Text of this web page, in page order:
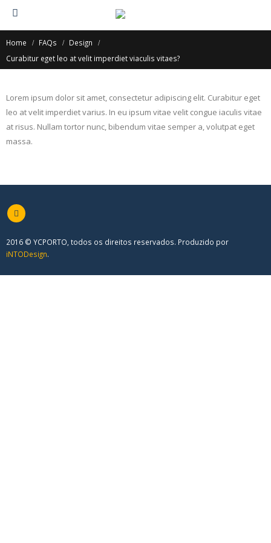
Home FAQs
Design
Curabitur eget leo at velit imperdiet viaculis vitaes?
Lorem ipsum dolor sit amet, consectetur adipiscing elit. Curabitur eget
leo at velit imperdiet varius. In eu ipsum vitae velit congue iaculis vitae
at risus. Nullam tortor nunc, bibendum vitae semper a, volutpat eget
massa.
2016 © YCPORTO, todos os direitos reservados. Produzido por
iNTODesign.